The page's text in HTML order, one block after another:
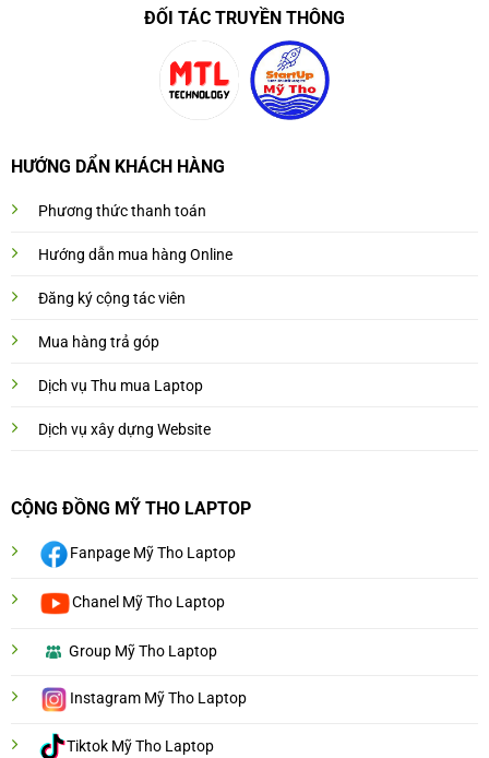
ĐỐI TÁC TRUYỀN THÔNG
HƯỚNG DẨN KHÁCH HÀNG
Phương thức thanh toán
Hướng dẫn mua hàng Online
Đăng ký cộng tác viên
Mua hàng trả góp
Dịch vụ Thu mua Laptop
Dịch vụ xây dựng Website
CỘNG ĐỒNG MỸ THO LAPTOP
Fanpage Mỹ Tho Laptop
Chanel Mỹ Tho Laptop
Group Mỹ Tho Laptop
Instagram Mỹ Tho Laptop
Tiktok Mỹ Tho Laptop